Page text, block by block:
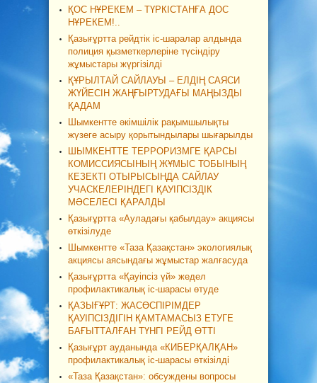
ҚОС НҰРЕКЕМ – ТҮРКІСТАНҒА ДОС
НҰРЕКЕМ!..
Қазығұртта рейдтік іс-шаралар алдында
полиция қызметкерлеріне түсіндіру
жұмыстары жүргізілді
ҚҰРЫЛТАЙ САЙЛАУЫ – ЕЛДІҢ САЯСИ
ЖҮЙЕСІН ЖАҢҒЫРТУДАҒЫ МАҢЫЗДЫ
ҚАДАМ
Шымкентте әкімшілік рақымшылықты
жүзеге асыру қорытындылары шығарылды
ШЫМКЕНТТЕ ТЕРРОРИЗМГЕ ҚАРСЫ
КОМИССИЯСЫНЫҢ ЖҰМЫС ТОБЫНЫҢ
КЕЗЕКТІ ОТЫРЫСЫНДА САЙЛАУ
УЧАСКЕЛЕРІНДЕГІ ҚАУІПСІЗДІК
МӘСЕЛЕСІ ҚАРАЛДЫ
Қазығұртта «Ауладағы қабылдау» акциясы
өткізілуде
Шымкентте «Таза Қазақстан» экологиялық
акциясы аясындағы жұмыстар жалғасуда
Қазығұртта «Қауіпсіз үй» жедел
профилактикалық іс-шарасы өтуде
ҚАЗЫҒҰРТ: ЖАСӨСПІРІМДЕР
ҚАУІПСІЗДІГІН ҚАМТАМАСЫЗ ЕТУГЕ
БАҒЫТТАЛҒАН ТҮНГІ РЕЙД ӨТТІ
Қазығұрт ауданында «КИБЕРҚАЛҚАН»
профилактикалық іс-шарасы өткізілді
«Таза Қазақстан»: обсуждены вопросы